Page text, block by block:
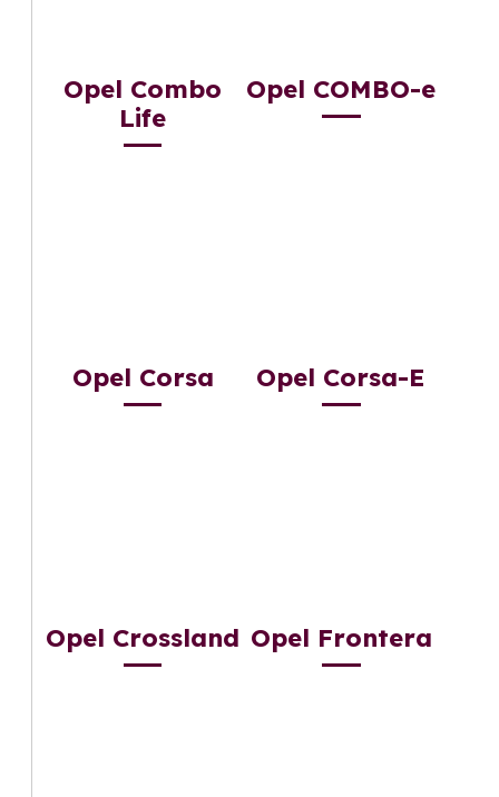
Opel Combo
Life
Opel COMBO-e
Opel Corsa Opel Corsa-E
Opel Crossland Opel Frontera